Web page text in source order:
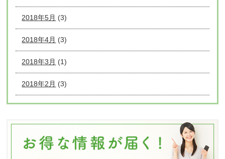
2018年5月 (3)
2018年4月 (3)
2018年3月 (1)
2018年2月 (3)